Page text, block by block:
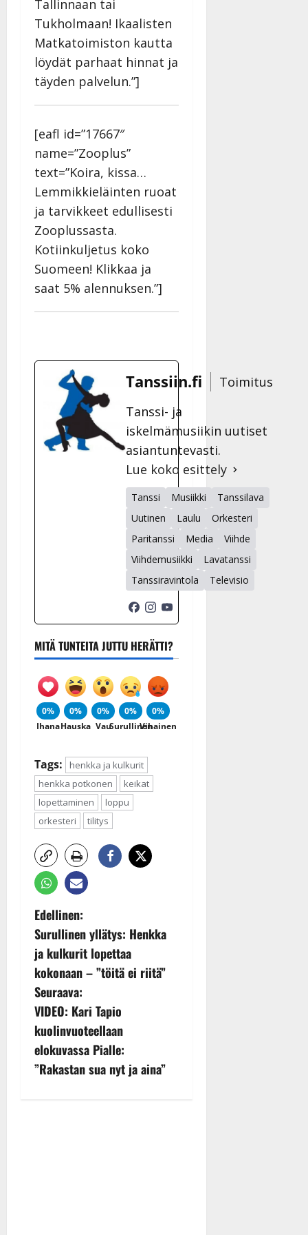
Tallinnaan tai
Tukholmaan! Ikaalisten
Matkatoimiston kautta
löydät parhaat hinnat ja
täyden palvelun.”]
[eafl id=”17667″
name=”Zooplus”
text=”Koira, kissa…
Lemmikkieläinten ruoat
ja tarvikkeet edullisesti
Zooplussasta.
Kotiinkuljetus koko
Suomeen! Klikkaa ja
saat 5% alennuksen.”]
Tanssiin.fi
Toimitus
Tanssi- ja
iskelmämusiikin uutiset
asiantuntevasti.
Lue koko esittely
Tanssi Musiikki
Tanssilava
Uutinen
Laulu
Orkesteri
Paritanssi
Media
Viihde
Viihdemusiikki
Lavatanssi
Tanssiravintola
Televisio
MITÄ TUNTEITA JUTTU HERÄTTI?
0%
Ihana
0%
Hauska
0%
Vau
0%
Surullinen
0%
Vihainen
Tags:
henkka ja kulkurit
henkka potkonen
keikat
lopettaminen
loppu
orkesteri
tilitys
P
o
s
t
n
a
Edellinen:
Surullinen yllätys: Henkka
ja kulkurit lopettaa
kokonaan – ”töitä ei riitä”
Seuraava:
VIDEO: Kari Tapio
kuolinvuoteellaan
elokuvassa Pialle:
”Rakastan sua nyt ja aina”